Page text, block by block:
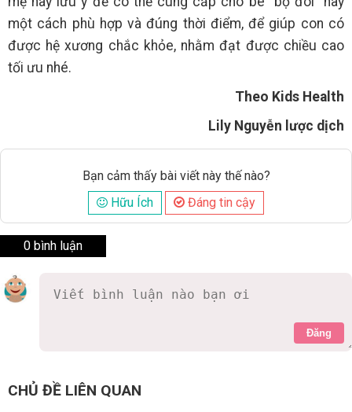
một cách phù hợp và đúng thời điểm, để giúp con có
được hệ xương chắc khỏe, nhằm đạt được chiều cao
tối ưu nhé.
Theo Kids Health
Lily Nguyễn lược dịch
Bạn cảm thấy bài viết này thế nào?
Hữu Ích
Đáng tin cậy
0 bình luận
Đăng
CHỦ ĐỀ LIÊN QUAN